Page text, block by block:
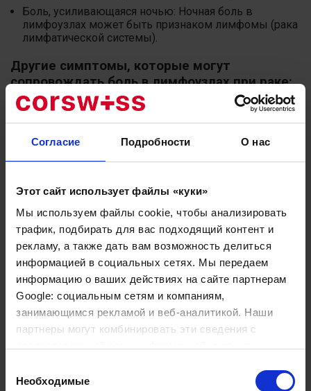
Согласие Подробности О нас
Этот сайт использует файлы «куки»
Мы используем файлы cookie, чтобы анализировать
трафик, подбирать для вас подходящий контент и
рекламу, а также дать вам возможность делиться
информацией в социальных сетях. Мы передаем
информацию о ваших действиях на сайте партнерам
Google: социальным сетям и компаниям,
занимающимся рекламой и веб-аналитикой. Наши
партнеры могут комбинировать эти сведения с
вами их сервисов.
согласия
Необходимые
Боль, усиливающаяся ночью: Ночная боль в
лимфоузлах может быть признаком лимфомы (рака
лимфатической системы).
Другие симптомы, которые могут
сопровождать боль в лимфоузлах при раке:
Увеличение лимфоузлов: Один или несколько
лимфоузлов могут быть увеличены, часто
безболезненны.
Ночная потливость: Профузное потоотделение
ночью может быть признаком лимфомы или других
видов рака.
Потеря веса: Необъяснимая потеря веса может быть
одним из симптомов рака.
Лихорадка: Повышенная температура тела без
явной причины может быть признаком инфекции
или рака.
Важно отметить:
Не все увеличенные и болезненные лимфоузлы
Множество других заболеваний, не связанных с